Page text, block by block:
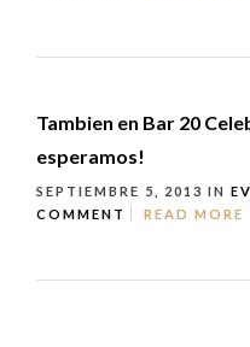
Tambien en Bar 20
esperamos!
SEPTIEMBRE 5, 2013 IN
COMMENT
READ MORE